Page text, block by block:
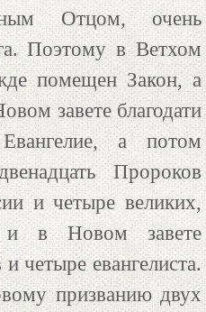
Отцом, очень
Поэтому в Ветхом
помещен Закон, а
завете благодати
а потом
Пророков
и четыре великих,
в Новом завете
четыре евангелиста.
призванию двух